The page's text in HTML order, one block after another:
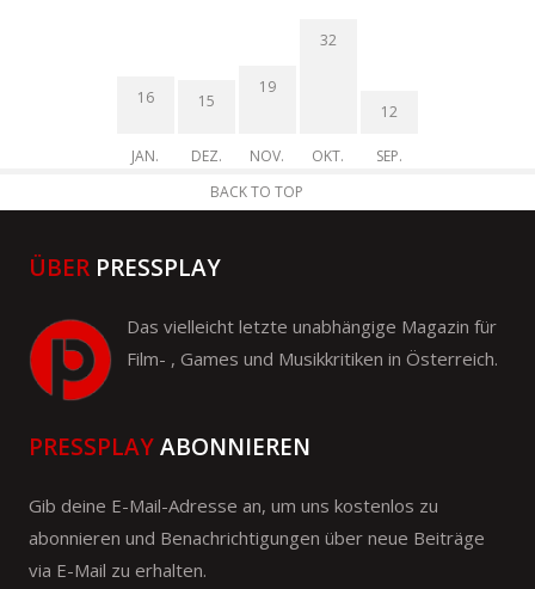
16
JAN.
15
DEZ.
19
NOV.
32
OKT.
12
SEP.
BACK TO TOP
ÜBER PRESSPLAY
Das vielleicht letzte unabhängige Magazin für
Film- , Games und Musikkritiken in Österreich.
PRESSPLAYABONNIEREN
Gib deine E-Mail-Adresse an, um uns kostenlos zu
abonnieren und Benachrichtigungen über neue Beiträge
via E-Mail zu erhalten.